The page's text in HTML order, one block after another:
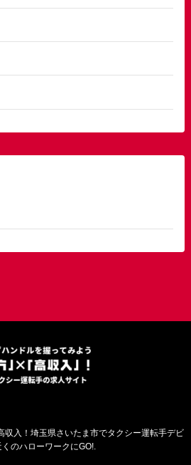
入！埼玉県さいたま市でタクシー運転手デビ
くのハローワークにGO!.